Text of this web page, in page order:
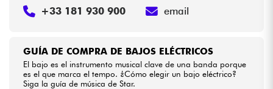
GUÍA DE COMPRA DE BAJOS ELÉCTRICOS
El bajo es el instrumento musical clave de una banda porque
es el que marca el tempo. ¿Cómo elegir un bajo eléctrico?
Siga la guía de música de Star.
+33 181 930 900 email